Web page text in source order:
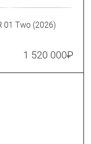
01 Two (2026)
1 520 000₽